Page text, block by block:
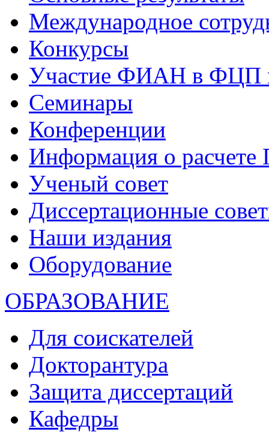
Международное
Конкурсы
Участие ФИАН в ФЦП
Семинары
Конференции
Информация о
Ученый совет
Диссертационные
Наши издания
Оборудование
ОБРАЗОВАНИЕ
Для соискателей
Докторантура
Защита диссертаций
Кафедры